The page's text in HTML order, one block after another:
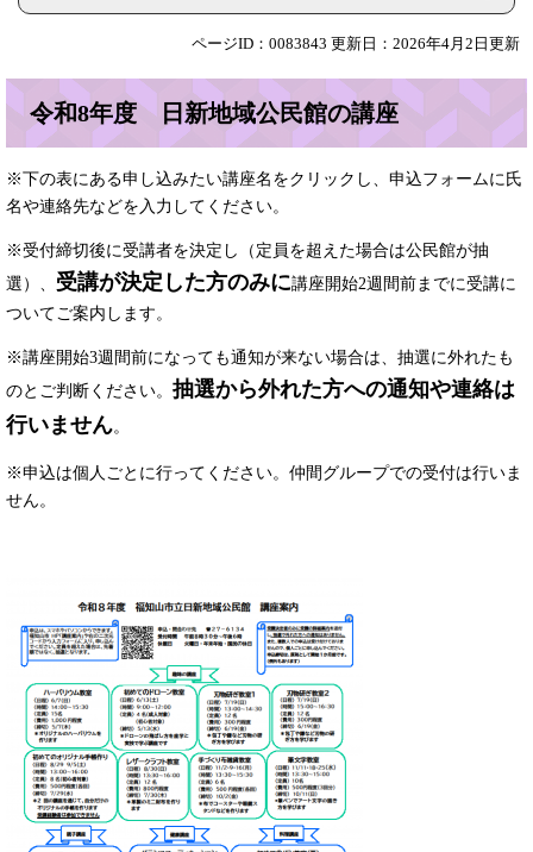
ページID：0083843 更新日：2026年4月2日更新
令和8年度 日新地域公民館の講座
※下の表にある申し込みたい講座名をクリックし、申込フォームに氏
名や連絡先などを入力してください。
※受付締切後に受講者を決定し（定員を超えた場合は公民館が抽
選）、 受講が決定した方のみに講座開始2週間前までに受講に
ついてご案内します。
※講座開始3週間前になっても通知が来ない場合は、抽選に外れたも
のとご判断ください。 抽選から外れた方への通知や連絡は
行いません。
※申込は個人ごとに行ってください。仲間グループでの受付は行いま
せん。